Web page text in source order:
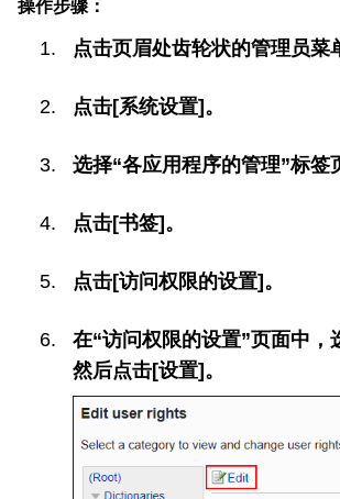
操作步骤：
点击页眉处齿轮状的管理员菜
点击[系统设置]。
选择“各应用程序的管理”标签
点击[书签]。
点击[访问权限的设置]。
在“访问权限的设置”页面中，
然后点击[设置]。